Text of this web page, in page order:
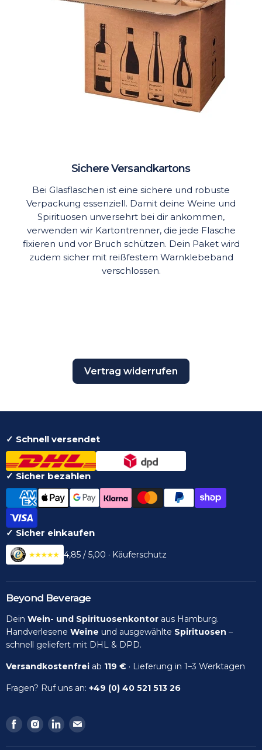
Sichere Versandkartons
Bei Glasflaschen ist eine sichere und robuste
Verpackung essenziell. Damit deine Weine und
Spirituosen unversehrt bei dir ankommen,
verwenden wir Kartontrenner, die jede Flasche
fixieren und vor Bruch schützen. Dein Paket wird
zudem sicher mit reißfestem Warnklebeband
verschlossen.
Vertrag widerrufen
✓ Schnell versendet
✓ Sicher bezahlen
✓ Sicher einkaufen
4,85 / 5,00 · Käuferschutz
Beyond Beverage
Dein Wein- und Spirituosenkontor aus Hamburg.
Handverlesene Weine und ausgewählte Spirituosen –
schnell geliefert mit DHL & DPD.
Versandkostenfrei ab 119 € · Lieferung in 1–3 Werktagen
Fragen? Ruf uns an: +49 (0) 40 521 513 26
Finden
Sie
Finden
Sie
Finden
Sie
Finden